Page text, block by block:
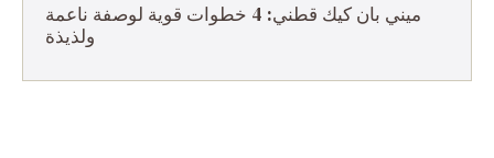
ميني بان كيك قطني: 4 خطوات قوية لوصفة ناعمة
ولذيذة